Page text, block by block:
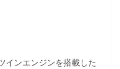
インエンジンを搭載した